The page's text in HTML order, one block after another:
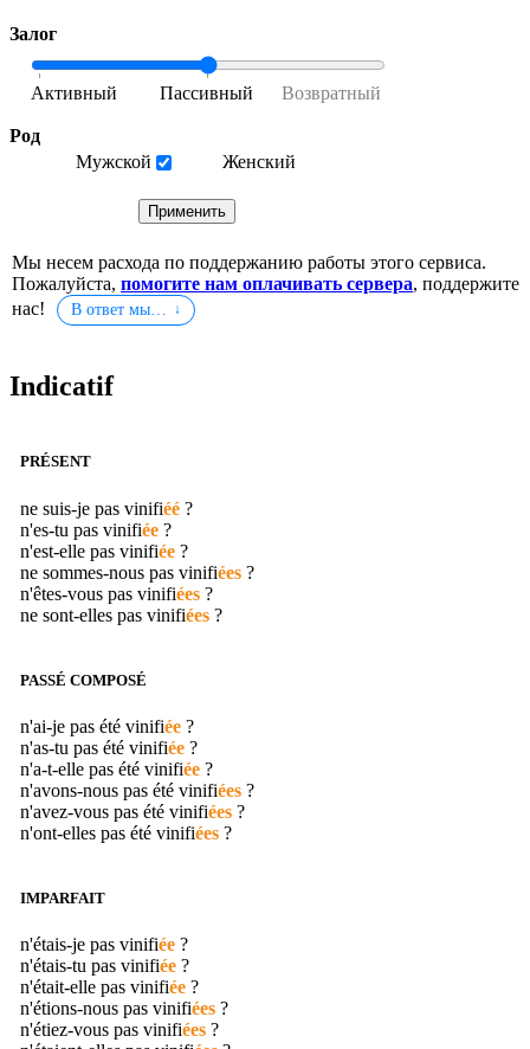
Залог
Род
Мужской
Женский
Мы несем расхода по поддержанию работы этого сервиса.
Пожалуйста, помогите нам оплачивать сервера, поддержите
нас!
В ответ мы…
Indicatif
PRÉSENT
ne suis-je pas vinifiéé ?
n'es-tu pas vinifiée ?
n'est-elle pas vinifiée ?
ne sommes-nous pas vinifiées ?
n'êtes-vous pas vinifiées ?
ne sont-elles pas vinifiées ?
PASSÉ COMPOSÉ
n'ai-je pas été vinifiée ?
n'as-tu pas été vinifiée ?
n'a-t-elle pas été vinifiée ?
n'avons-nous pas été vinifiées ?
n'avez-vous pas été vinifiées ?
n'ont-elles pas été vinifiées ?
IMPARFAIT
n'étais-je pas vinifiée ?
n'étais-tu pas vinifiée ?
n'était-elle pas vinifiée ?
n'étions-nous pas vinifiées ?
n'étiez-vous pas vinifiées ?